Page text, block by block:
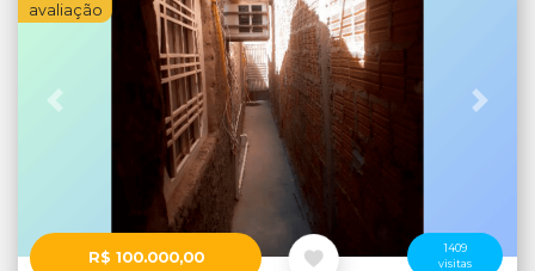
Anterior
avaliação
R$ 100.000,00
1409
visitas